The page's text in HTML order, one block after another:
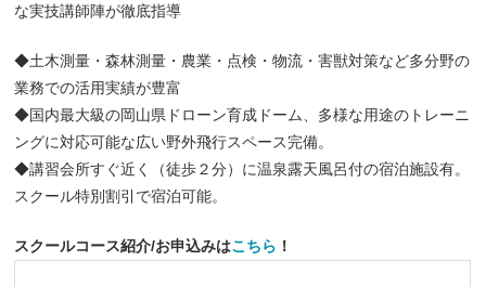
な実技講師陣が徹底指導
◆土木測量・森林測量・農業・点検・物流・害獣対策など多分野の
業務での活用実績が豊富
◆国内最大級の岡山県ドローン育成ドーム、多様な用途のトレーニ
ングに対応可能な広い野外飛行スペース完備。
◆講習会所すぐ近く（徒歩２分）に温泉露天風呂付の宿泊施設有。
スクール特別割引で宿泊可能。
スクールコース紹介/お申込みはこちら ！